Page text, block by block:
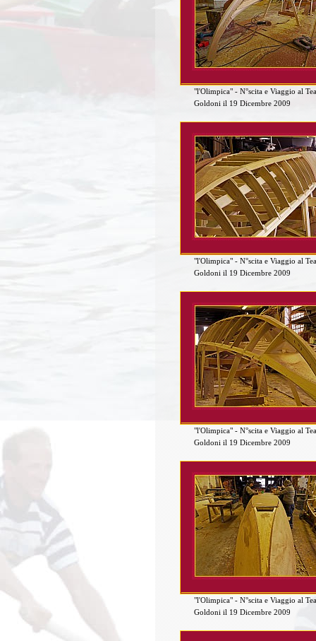
"l'Olimpica" - N°scita e Viaggio al
Goldoni il 19 Dicembre 2009
"l'Olimpica" - N°scita e Viaggio al
Goldoni il 19 Dicembre 2009
"l'Olimpica" - N°scita e Viaggio al
Goldoni il 19 Dicembre 2009
"l'Olimpica" - N°scita e Viaggio al
Goldoni il 19 Dicembre 2009